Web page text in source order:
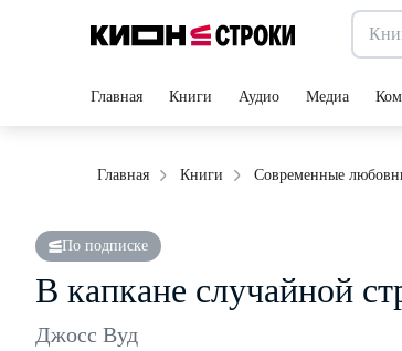
Главная Книги Аудио Медиа
Главная Книги Современные
По подписке
В капкане случайной
Джосс Вуд